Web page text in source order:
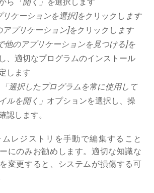
リケーションを選択]をクリックし ます
アプリケーション]をクリックし ます
他のアプリケーションを見つける]を
、適切なプログラムのインストール
します
「選択したプログラムを常に使用して
ルを開く」 オプションを選択し、操
認します。
レジストリを手動で編集すること
にのみお勧めします。適切な知識な
変更すると、システムが損傷する可